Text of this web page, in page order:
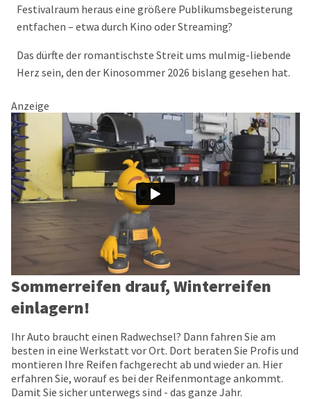
Festivalraum heraus eine größere Publikumsbegeisterung
entfachen – etwa durch Kino oder Streaming?
Das dürfte der romantischste Streit ums mulmig-liebende
Herz sein, den der Kinosommer 2026 bislang gesehen hat.
Anzeige
Sommerreifen drauf, Winterreifen
einlagern!
Ihr Auto braucht einen Radwechsel? Dann fahren Sie am
besten in eine Werkstatt vor Ort. Dort beraten Sie Profis und
montieren Ihre Reifen fachgerecht ab und wieder an. Hier
erfahren Sie, worauf es bei der Reifenmontage ankommt.
Damit Sie sicher unterwegs sind - das ganze Jahr.